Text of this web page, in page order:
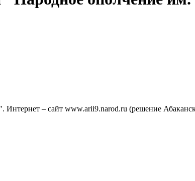
– сайт www.arii9.narod.ru (решение